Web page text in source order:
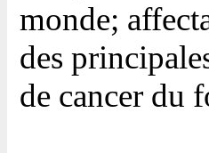
monde;
des
de cancer du